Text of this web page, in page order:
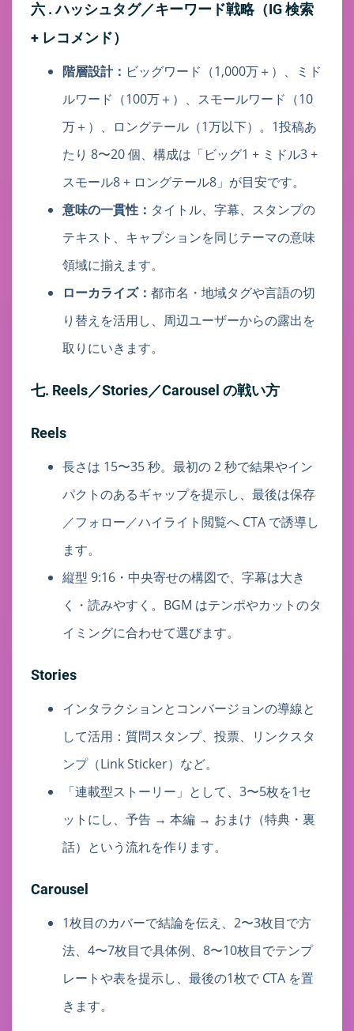
六 . ハッシュタグ／キーワード戦略（IG 検索
+ レコメンド）
階層設計： ビッグワード（1,000万＋）、ミド
ルワード（100万＋）、スモールワード（10
万＋）、ロングテール（1万以下）。1投稿あ
たり 8〜20 個、構成は「ビッグ1 + ミドル3 +
スモール8 + ロングテール8」が目安です。
意味の一貫性： タイトル、字幕、スタンプの
テキスト、キャプションを同じテーマの意味
領域に揃えます。
ローカライズ： 都市名・地域タグや言語の切
り替えを活用し、周辺ユーザーからの露出を
取りにいきます。
七. Reels／Stories／Carousel の戦い方
Reels
長さは 15〜35 秒。最初の 2 秒で結果やイン
パクトのあるギャップを提示し、最後は保存
／フォロー／ハイライト閲覧へ CTA で誘導し
ます。
縦型 9:16・中央寄せの構図で、字幕は大き
く・読みやすく。BGM はテンポやカットのタ
イミングに合わせて選びます。
Stories
インタラクションとコンバージョンの導線と
して活用：質問スタンプ、投票、リンクスタ
ンプ（Link Sticker）など。
「連載型ストーリー」として、3〜5枚を1セ
ットにし、予告 → 本編 → おまけ（特典・裏
話）という流れを作ります。
Carousel
1枚目のカバーで結論を伝え、2〜3枚目で方
法、4〜7枚目で具体例、8〜10枚目でテンプ
レートや表を提示し、最後の1枚で CTA を置
きます。